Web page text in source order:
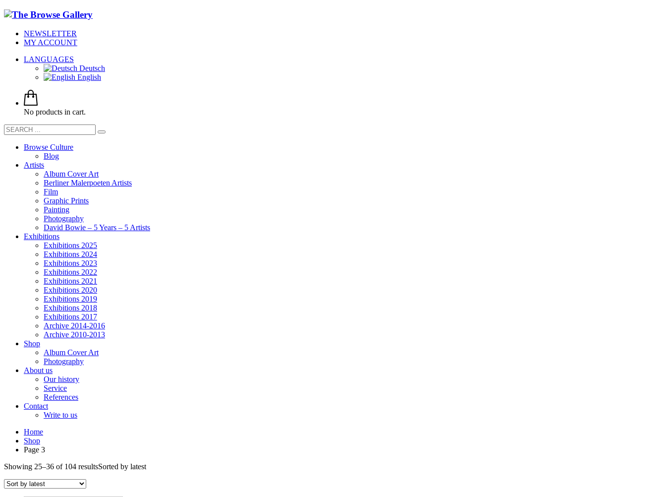
NEWSLETTER
MY ACCOUNT
LANGUAGES
Deutsch
English
No products in cart.
Browse Culture
Blog
Artists
Album Cover Art
Berliner Malerpoeten Artists
Film
Graphic Prints
Painting
Photography
David Bowie – 5 Years – 5 Artists
Exhibitions
Exhibitions 2025
Exhibitions 2024
Exhibitions 2023
Exhibitions 2022
Exhibitions 2021
Exhibitions 2020
Exhibitions 2019
Exhibitions 2018
Exhibitions 2017
Archive 2014-2016
Archive 2010-2013
Shop
Album Cover Art
Photography
About us
Our history
Service
References
Contact
Write to us
Home
Shop
Page 3
Showing 25–36 of 104 resultsSorted by latest